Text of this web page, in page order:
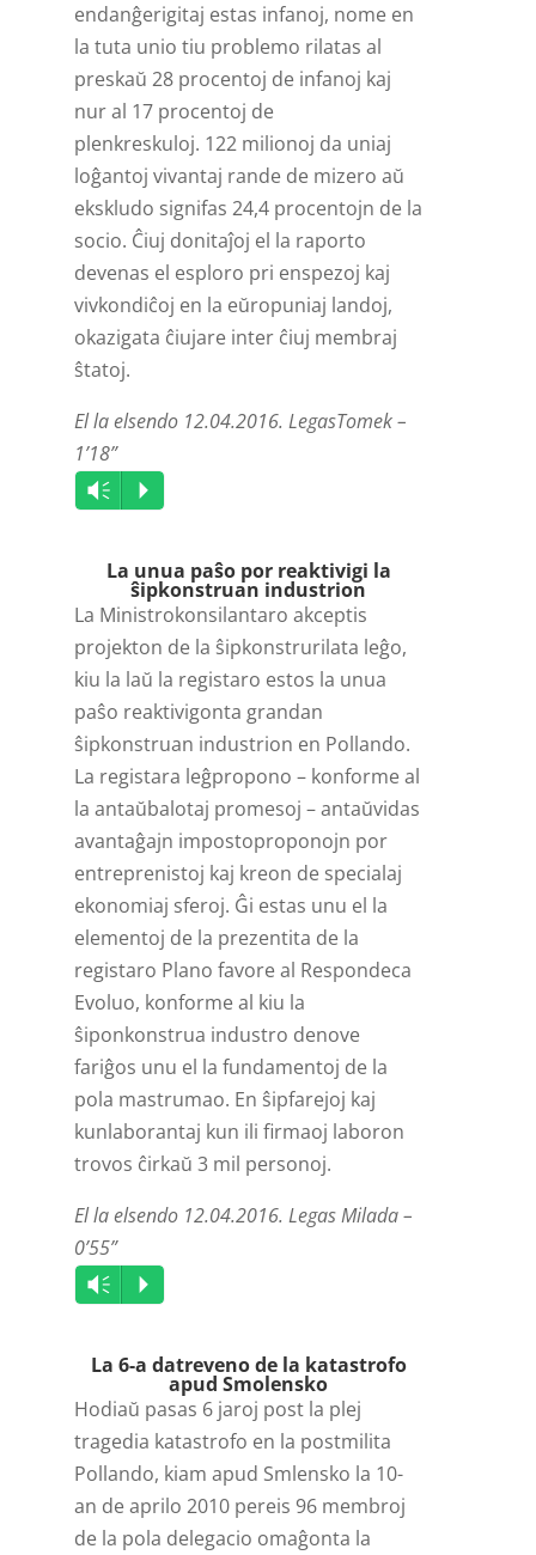
endanĝerigitaj estas infanoj, nome en
la tuta unio tiu problemo rilatas al
preskaŭ 28 procentoj de infanoj kaj
nur al 17 procentoj de
plenkreskuloj. 122 milionoj da uniaj
loĝantoj vivantaj rande de mizero aŭ
ekskludo signifas 24,4 procentojn de la
socio. Ĉiuj donitaĵoj el la raporto
devenas el esploro pri enspezoj kaj
vivkondiĉoj en la eŭropuniaj landoj,
okazigata ĉiujare inter ĉiuj membraj
ŝtatoj.
El la elsendo 12.04.2016. LegasTomek –
1’18”
Audio
Player
Vm P
La unua paŝo por reaktivigi la
ŝipkonstruan industrion
La Ministrokonsilantaro akceptis
projekton de la ŝipkonstrurilata leĝo,
kiu la laŭ la registaro estos la unua
paŝo reaktivigonta grandan
ŝipkonstruan industrion en Pollando.
La registara leĝpropono – konforme al
la antaŭbalotaj promesoj – antaŭvidas
avantaĝajn impostoproponojn por
entreprenistoj kaj kreon de specialaj
ekonomiaj sferoj. Ĝi estas unu el la
elementoj de la prezentita de la
registaro Plano favore al Respondeca
Evoluo, konforme al kiu la
ŝiponkonstrua industro denove
fariĝos unu el la fundamentoj de la
pola mastrumao. En ŝipfarejoj kaj
kunlaborantaj kun ili firmaoj laboron
trovos ĉirkaŭ 3 mil personoj.
El la elsendo 12.04.2016. Legas Milada –
0’55”
Audio
Player
Vm P
La 6-a datreveno de la katastrofo
apud Smolensko
Hodiaŭ pasas 6 jaroj post la plej
tragedia katastrofo en la postmilita
Pollando, kiam apud Smlensko la 10-
an de aprilo 2010 pereis 96 membroj
de la pola delegacio omaĝonta la